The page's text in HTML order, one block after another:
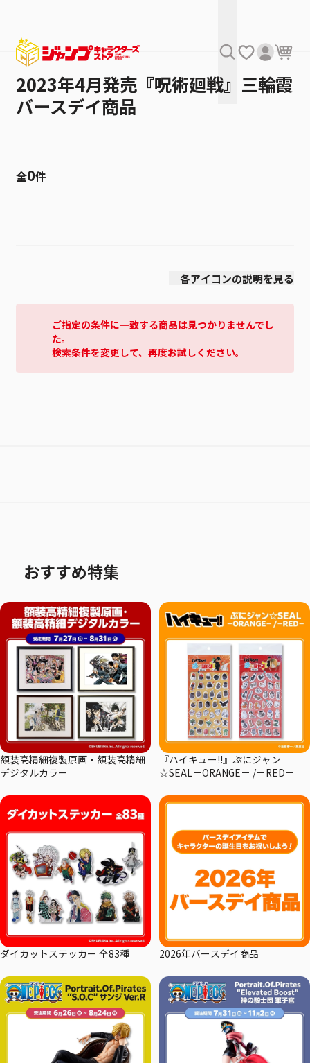
2023年4月発売『呪術廻戦』三輪霞
バースデイ商品
全0件
各アイコンの説明を見る
ご指定の条件に一致する商品は見つかりませんでし
た。
検索条件を変更して、再度お試しください。
おすすめ特集
額装高精細複製原画・額装高精細
デジタルカラー
『ハイキュー!!』ぷにジャン
☆SEAL－ORANGE－ /－RED－
ダイカットステッカー 全83種 2026年バースデイ商品